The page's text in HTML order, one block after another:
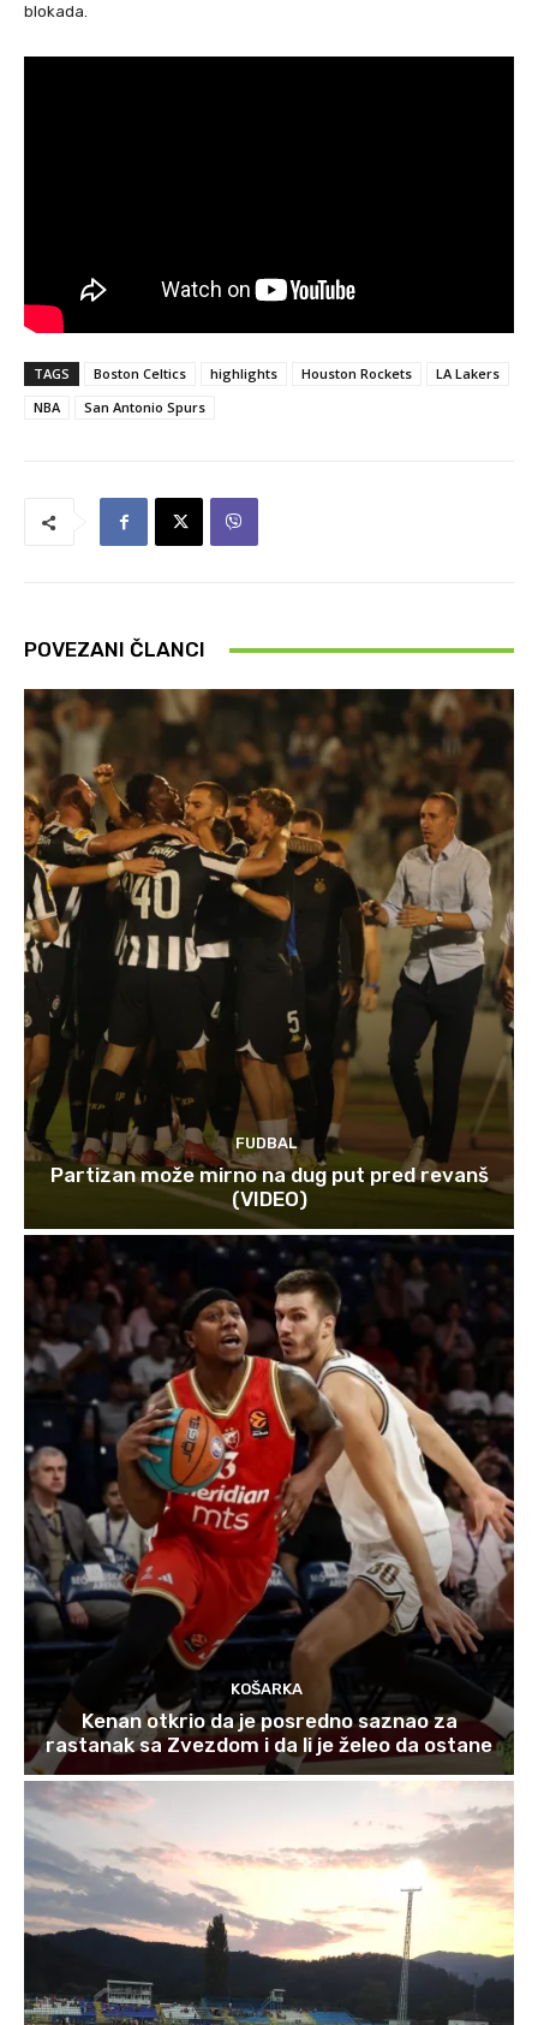
blokada.
TAGS Boston Celtics highlights Houston Rockets
LA Lakers
NBA
San Antonio Spurs
POVEZANI ČLANCI
FUDBAL
Partizan može mirno na dug put pred revanš
(VIDEO)
KOŠARKA
Kenan otkrio da je posredno saznao za
rastanak sa Zvezdom i da li je želeo da ostane